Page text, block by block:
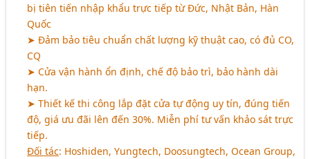
bị tiên tiến nhập khẩu trực tiếp từ Đức, Nhật Bản, Hàn
Quốc
➤ Đảm bảo tiêu chuẩn chất lượng kỹ thuật cao, có đủ CO,
CQ
➤ Cửa vận hành ổn định, chế độ bảo trì, bảo hành dài
hạn.
➤ Thiết kế thi công lắp đặt cửa tự động uy tín, đúng tiến
độ, giá ưu đãi lên đến 30%. Miễn phí tư vấn khảo sát trực
tiếp.
Đối tác: Hoshiden, Yungtech, Doosungtech, Ocean Group,